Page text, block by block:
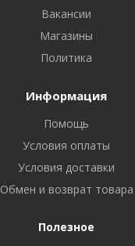
Вакансии
Магазины
Политика
Информация
Помощь
Условия оплаты
Условия доставки
Обмен и возврат товара
Полезное